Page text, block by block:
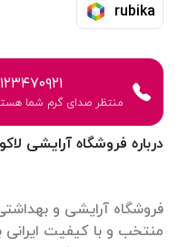
درباره فروشگاه آرایشی
فروشگاه آرایشی و
منتخب و با کیفیت
rubika
منتظر صدای گرم شما